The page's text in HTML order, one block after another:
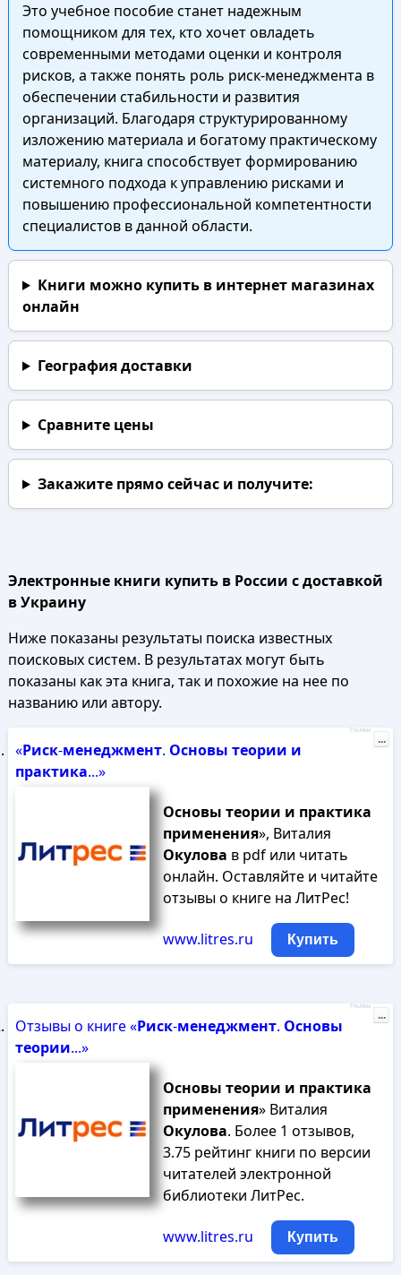
Это учебное пособие станет надежным
помощником для тех, кто хочет овладеть
современными методами оценки и контроля
рисков, а также понять роль риск-менеджмента в
обеспечении стабильности и развития
организаций. Благодаря структурированному
изложению материала и богатому практическому
материалу, книга способствует формированию
системного подхода к управлению рисками и
повышению профессиональной компетентности
специалистов в данной области.
Книги можно купить в интернет магазинах
онлайн
География доставки
Сравните цены
Закажите прямо сейчаси получите:
Электронные книги купить в России с доставкой
в Украину
Ниже показаны результаты поиска известных
поисковых систем. В результатах могут быть
показаны как эта книга, так и похожие на нее по
названию или автору.
«Риск-менеджмент. Основы теории и
практика...»
Основы теории и практика
применения», Виталия
Окулова в pdf или читать
онлайн. Оставляйте и читайте
отзывы о книге на ЛитРес!
www.litres.ru Купить
Реклама
...
Отзывы о книге «Риск-менеджмент. Основы
теории...»
Основы теории и практика
применения» Виталия
Окулова. Более 1 отзывов,
3.75 рейтинг книги по версии
читателей электронной
библиотеки ЛитРес.
www.litres.ru Купить
Реклама
...